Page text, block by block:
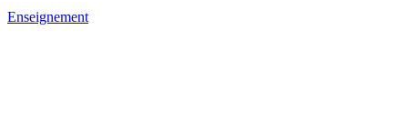
Enseignement